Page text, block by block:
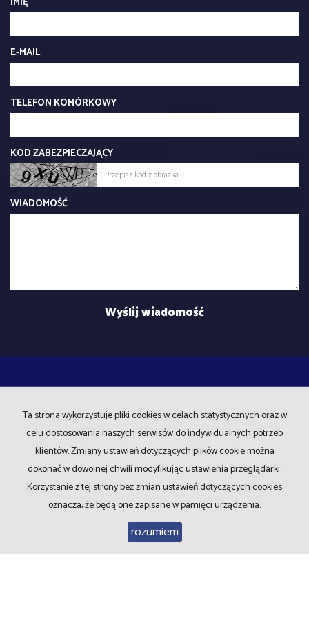
E-MAIL
TELEFON KOMÓRKOWY
KOD ZABEZPIECZAJĄCY
WIADOMOŚĆ
ul. Okrzei 15-17, Piła
Telefon do biura: (67) 351-10-30
E-mail:przemekr@karolina.pila.pl
Mieszkaniana wynajem
na wynajem
Działkina wynajem
Obiektyna wynajem
Ta strona wykorzystuje pliki cookies w celach statystycznych oraz w
celu dostosowania naszych serwisów do indywidualnych potrzeb
klientów. Zmiany ustawień dotyczących plików cookie można
dokonać w dowolnej chwili modyfikując ustawienia przeglądarki.
Korzystanie z tej strony bez zmian ustawień dotyczących cookies
oznacza, że będą one zapisane w pamięci urządzenia.
rozumiem